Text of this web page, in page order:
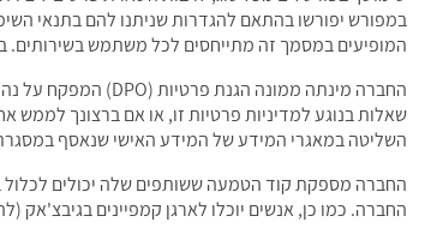
במפורש יפורשו בהתאם להגדרות שניתנו להם בתנאי
המופיעים במסמך זה מתייחסים לכל משתמש בשירותים.
החברה מינתה ממונה הגנת פרטיות (DPO) המפקח על נהלי הפרטיות שלנו. שמו: מרדכי פלדמן ואפשר ליצור אתו קשר ב-
שאלות בנוגע למדיניות פרטיות זו, או אם ברצונך לממש
השליטה במאגרי המידע של המידע האישי שנאסף במסגרת
החברה מספקת קוד הטמעה ששותפים שלה יכולים לכלול
החברה. כמו כן, אנשים יוכלו לארגן קמפיינים בגיבצ'אק